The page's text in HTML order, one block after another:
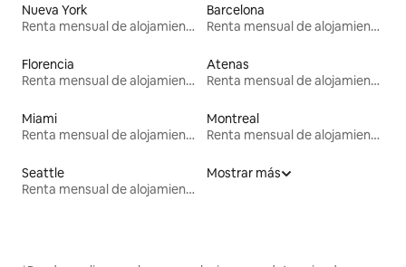
Nueva York
Renta mensual de alojamientos
Barcelona
Renta mensual de alojamientos
Florencia
Renta mensual de alojamientos
Atenas
Renta mensual de alojamientos
Miami
Renta mensual de alojamientos
Montreal
Renta mensual de alojamientos
Seattle
Renta mensual de alojamientos
Mostrar más